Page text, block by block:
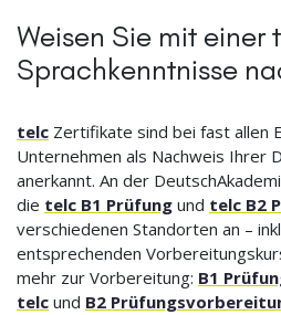
Weisen Sie mit einer
Sprachkenntnisse
telc Zertifikate sind bei fast allen
Unternehmen als Nachweis Ihrer
anerkannt. An der
die telc B1 Prüfung und telc B2
verschiedenen Standorten an –
entsprechenden
mehr zur Vorbereitung: B1
telc und B2